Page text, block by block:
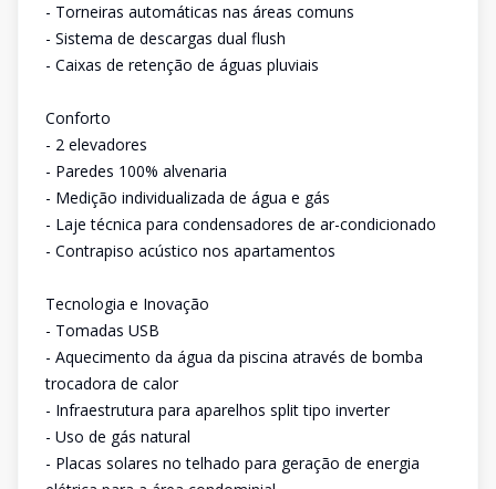
- Torneiras automáticas nas áreas comuns
- Sistema de descargas dual flush
- Caixas de retenção de águas pluviais
Conforto
- 2 elevadores
- Paredes 100% alvenaria
- Medição individualizada de água e gás
- Laje técnica para condensadores de ar-condicionado
- Contrapiso acústico nos apartamentos
Tecnologia e Inovação
- Tomadas USB
- Aquecimento da água da piscina através de bomba
trocadora de calor
- Infraestrutura para aparelhos split tipo inverter
- Uso de gás natural
- Placas solares no telhado para geração de energia